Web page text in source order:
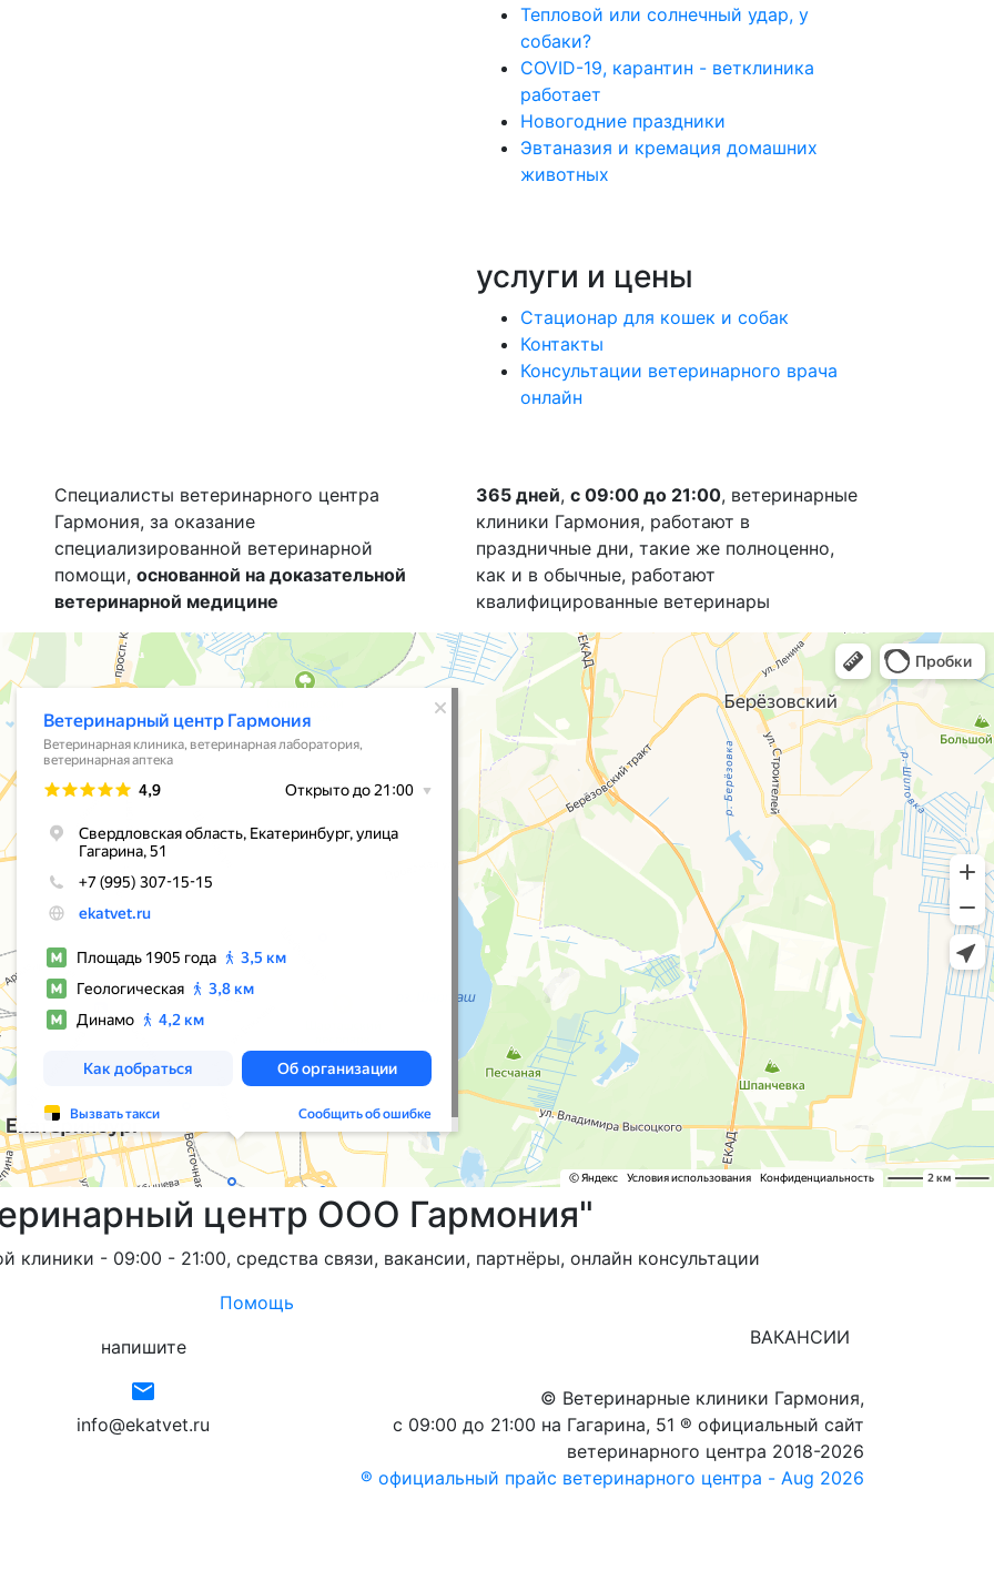
Тепловой или солнечный удар, у
собаки?
COVID-19, карантин - ветклиника
работает
Новогодние праздники
Эвтаназия и кремация домашних
животных
услуги и цены
Стационар для кошек и собак
Контакты
Консультации ветеринарного врача
онлайн
Специалисты ветеринарного центра
Гармония, за оказание
специализированной ветеринарной
помощи, основанной на доказательной
ветеринарной медицине
365 дней, с 09:00 до 21:00, ветеринарные
клиники Гармония, работают в
праздничные дни, такие же полноценно,
как и в обычные, работают
квалифицированные ветеринары
центр ООО Гармония"
клиники - 09:00 - 21:00, средства связи, вакансии, партнёры, онлайн консультации
Помощь
напишите
email
info@ekatvet.ru
ВАКАНСИИ
© Ветеринарные клиники Гармония,
с 09:00 до 21:00 на Гагарина, 51 ® официальный сайт
ветеринарного центра 2018-2026
® официальный прайс ветеринарного центра - Aug 2026